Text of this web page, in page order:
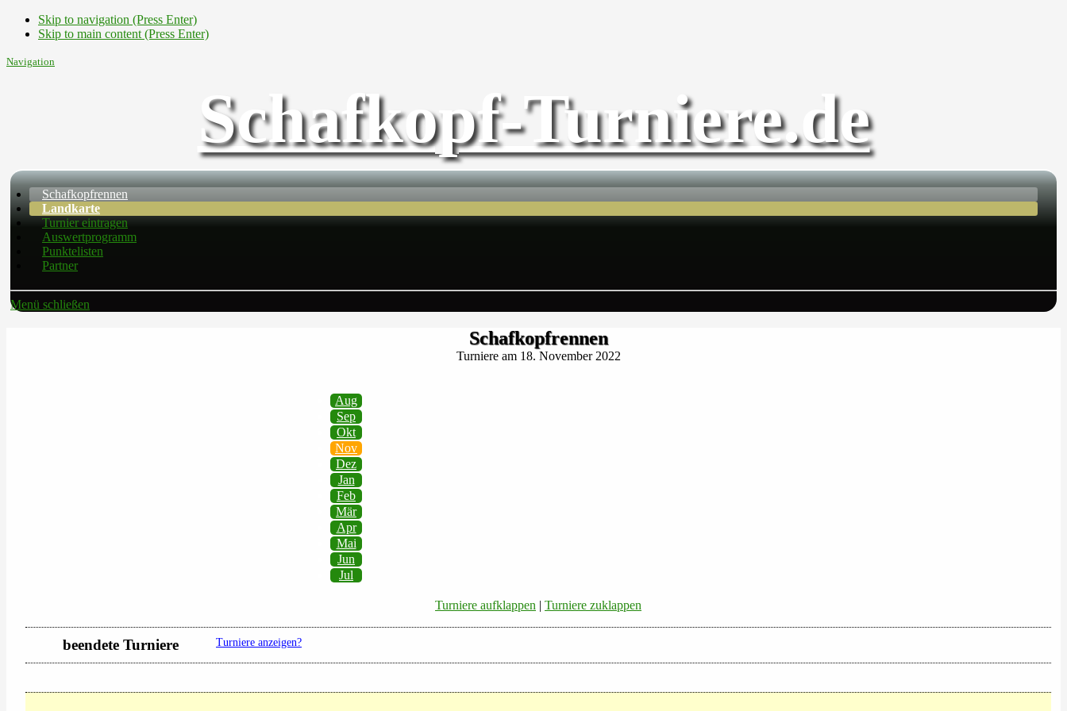
Skip to navigation (Press Enter)
Skip to main content (Press Enter)
Navigation
Schafkopf-Turniere.de
Schafkopfrennen
Landkarte
Turnier eintragen
Auswertprogramm
Punktelisten
Partner
Menü schließen
Schafkopfrennen
Turniere am 18. November 2022
Aug
Sep
Okt
Nov
Dez
Jan
Feb
Mär
Apr
Mai
Jun
Jul
Turniere aufklappen | Turniere zuklappen
beendete Turniere Turniere anzeigen?